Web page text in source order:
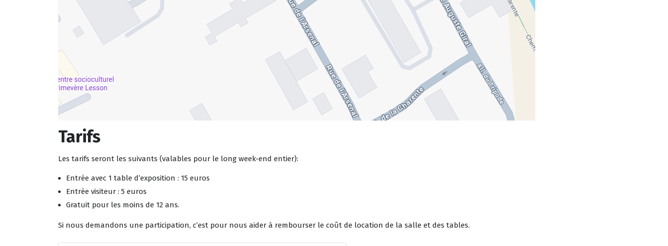
Tarifs
Les tarifs seront les suivants (valables pour le long week-end entier):
Entrée avec 1 table d’exposition : 15 euros
Entrée visiteur : 5 euros
Gratuit pour les moins de 12 ans.
Si nous demandons une participation, c’est pour nous aider à rembourser le coût de location de la salle et des tables.